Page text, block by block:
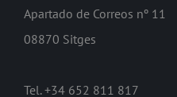
Apartado de Correos nº 11
08870 Sitges
Tel. +34 652 811 817